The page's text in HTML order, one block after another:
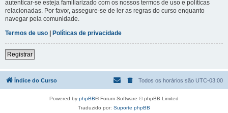
autenticar-se esteja familiarizado com os nossos termos de uso e políticas
relacionadas. Por favor, assegure-se de ler as regras do curso enquanto
navegar pela comunidade.
Termos de uso | Políticas de privacidade
Registrar
Índice do Curso Todos os horários são UTC-03:00
Powered by phpBB® Forum Software © phpBB Limited
Traduzido por: Suporte phpBB